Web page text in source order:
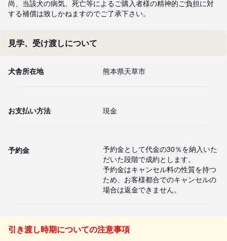
尚、当該犬の病気、死亡等によるご購入者様の精神的ご負担に対
する補償は致しかねますのでご了承下さい。
見学、受け渡しについて
犬舎所在地 熊本県天草市
お支払い方法 現金
予約金
予約金として代金の30％を納入いた
だいた段階で成約とします。
予約金はキャンセル料の性質を持つ
ため、お客様都合でのキャンセルの
場合は返金できません。
引き渡し時期についての注意事項